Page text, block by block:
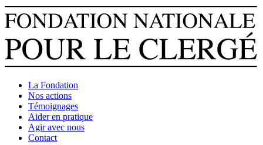
La Fondation
Nos actions
Témoignages
Aider en pratique
Agir avec nous
Contact